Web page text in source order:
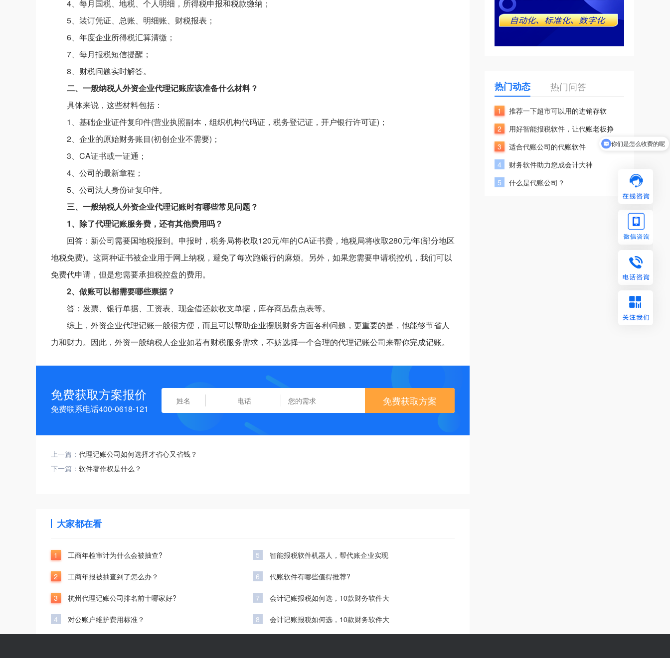
4、每月国税、地税、个人明细，所得税申报和税款缴纳；
5、装订凭证、总账、明细账、财税报表；
6、年度企业所得税汇算清缴；
7、每月报税短信提醒；
8、财税问题实时解答。
二、一般纳税人外资企业代理记账应该准备什么材料？
具体来说，这些材料包括：
1、基础企业证件复印件(营业执照副本，组织机构代码证，税务登记证，开户银行许可证)；
2、企业的原始财务账目(初创企业不需要)；
3、CA证书或一证通；
4、公司的最新章程；
5、公司法人身份证复印件。
三、一般纳税人外资企业代理记账时有哪些常见问题？
1、除了代理记账服务费，还有其他费用吗？
回答：新公司需要国地税报到。申报时，税务局将收取120元/年的CA证书费，地税局将收取280元/年(部分地区
地税免费)。这两种证书被企业用于网上纳税，避免了每次跑银行的麻烦。另外，如果您需要申请税控机，我们可以
免费代申请，但是您需要承担税控盘的费用。
2、做账可以都需要哪些票据？
答：发票、银行单据、工资表、现金借还款收支单据，库存商品盘点表等。
综上，外资企业代理记账一般很方便，而且可以帮助企业摆脱财务方面各种问题，更重要的是，他能够节省人
力和财力。因此，外资一般纳税人企业如若有财税服务需求，不妨选择一个合理的代理记账公司来帮你完成记账。
免费获取方案报价
免费联系电话400-0618-121
免费获取方案
上一篇： 代理记账公司如何选择才省心又省钱？
下一篇： 软件著作权是什么？
大家都在看
1 工商年检审计为什么会被抽查?
2 工商年报被抽查到了怎么办？
3 杭州代理记账公司排名前十哪家好?
4 对公账户维护费用标准？
5 智能报税软件机器人，帮代账企业实现
6 代账软件有哪些值得推荐?
7 会计记账报税如何选，10款财务软件大
8 会计记账报税如何选，10款财务软件大
热门动态 热门问答
1
推荐一下超市可以用的进销存软
2
用好智能报税软件，让代账老板挣
3
适合代账公司的代账软件
4
财务软件助力您成会计大神
5
什么是代账公司？
你们是怎么收费的呢
现在有优惠活动吗